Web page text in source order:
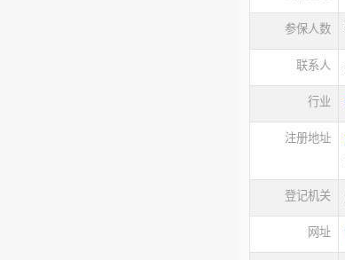
参保人数
联系人
行业
注册地址
登记机关
网址